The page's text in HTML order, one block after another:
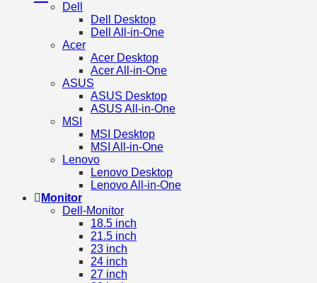
Dell
Dell Desktop
Dell All-in-One
Acer
Acer Desktop
Acer All-in-One
ASUS
ASUS Desktop
ASUS All-in-One
MSI
MSI Desktop
MSI All-in-One
Lenovo
Lenovo Desktop
Lenovo All-in-One
Monitor
Dell-Monitor
18.5 inch
21.5 inch
23 inch
24 inch
27 inch